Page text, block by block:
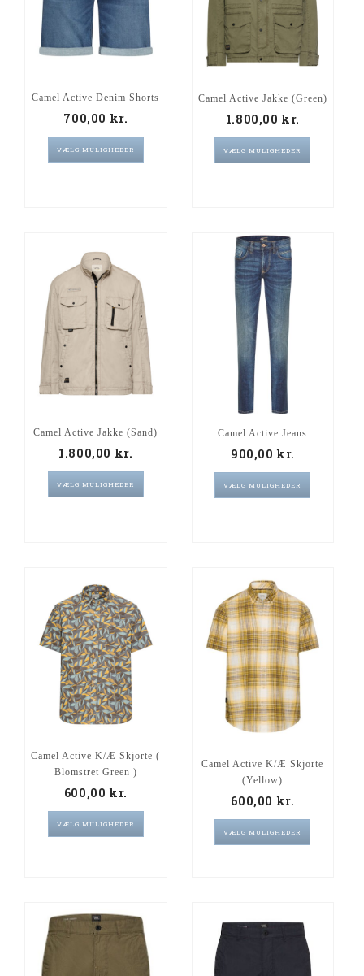
Camel Active Denim Shorts
700,00 kr.
VÆLG MULIGHEDER
Camel Active Jakke (Green)
1.800,00kr.
VÆLG MULIGHEDER
Camel Active Jakke (sand)
1.800,00 kr.
VÆLG MULIGHEDER
Camel Active Jeans
900,00kr.
VÆLG MULIGHEDER
Camel Active K/Æ Skjorte (
Blomstret Green )
600,00kr.
VÆLG MULIGHEDER
Camel Active K/Æ Skjorte
(Yellow)
600,00 kr.
VÆLG MULIGHEDER